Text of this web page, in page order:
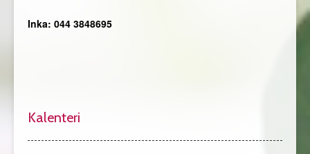
Inka: 044 3848695
Kalenteri